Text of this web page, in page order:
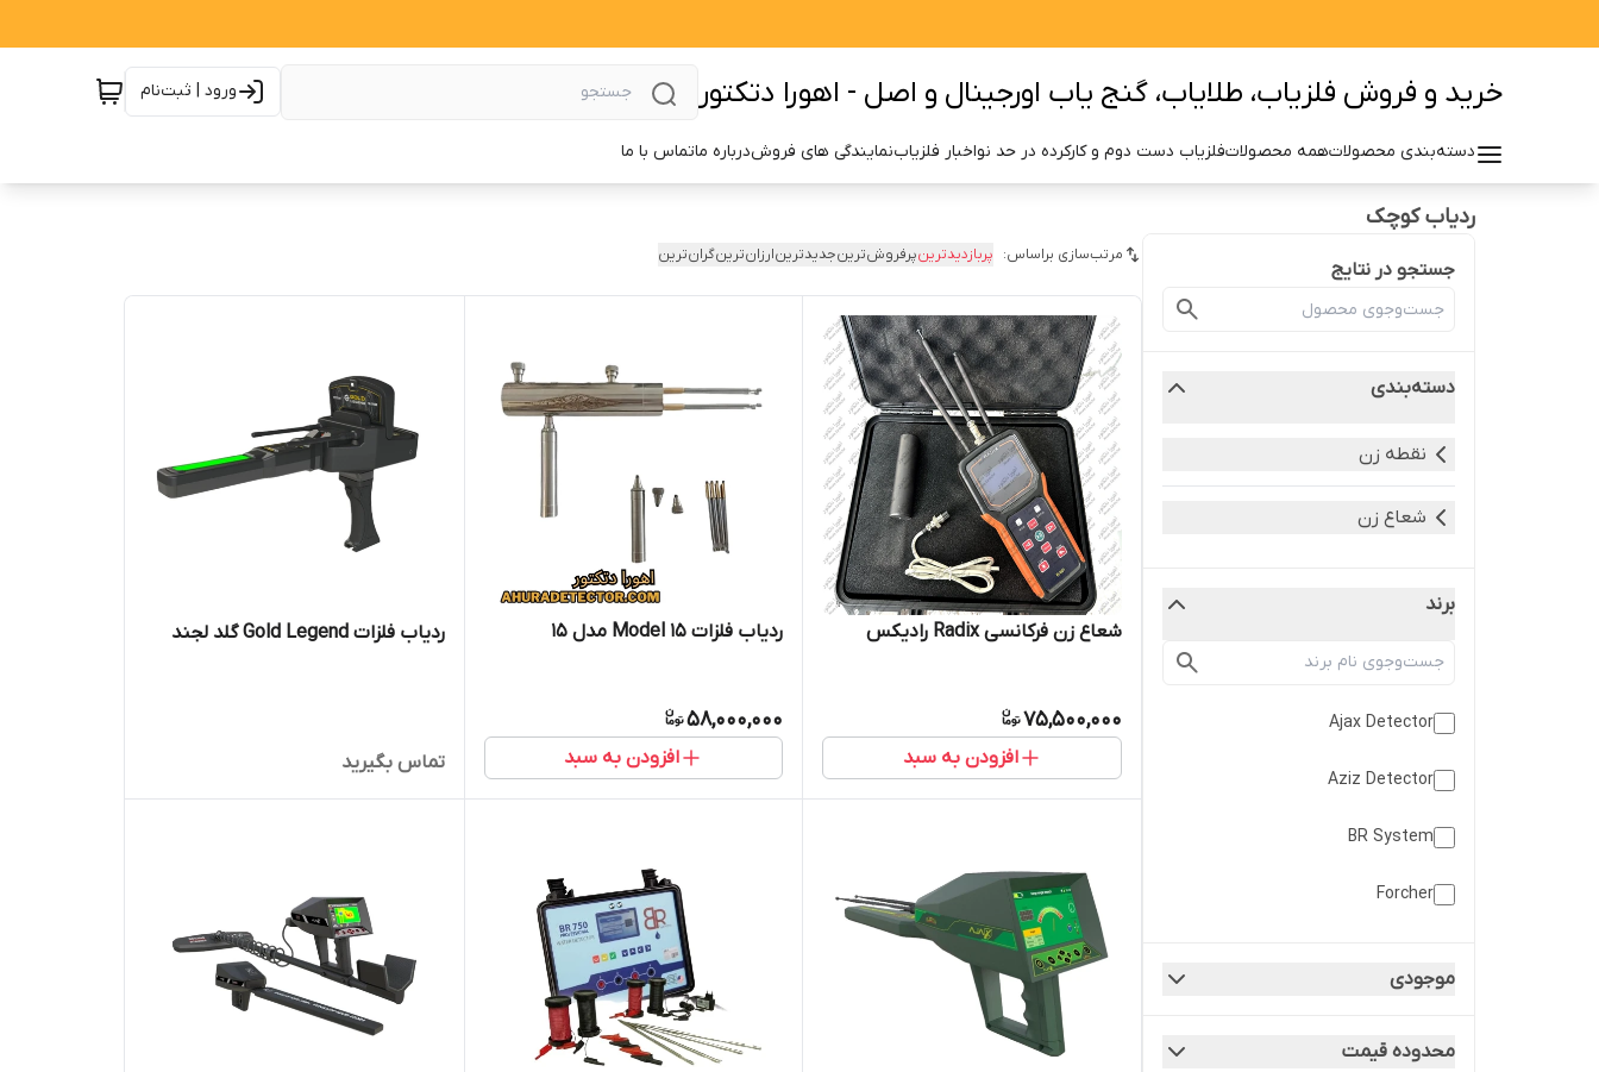
خرید و فروش فلزیاب، طلایاب، گنج یاب اورجینال و اصل - اهورا دتکتور ورود | ثبت‌نام
دسته‌بندی محصولاتهمه محصولاتفلزیاب دست دوم و کارکرده در حد نواخبار فلزیابنمایندگی های فروشدرباره ماتماس با ما
ردیاب کوچک
جستجو در نتایج
دسته‌بندی
نقطه زن
شعاع زن
برند
Ajax Detector
Aziz Detector
BR System
Forcher
موجودی
محدوده قیمت
مرتب‌سازی براساس: پربازدیدترینپرفروش‌ترینجدیدترینارزان‌ترینگران‌ترین
شعاع زن فرکانسی Radix رادیکس
75,500,000
افزودن به سبد
ردیاب فلزات Model 15 مدل 15
58,000,000
افزودن به سبد
ردیاب فلزات Gold Legend گلد لجند
تماس بگیرید